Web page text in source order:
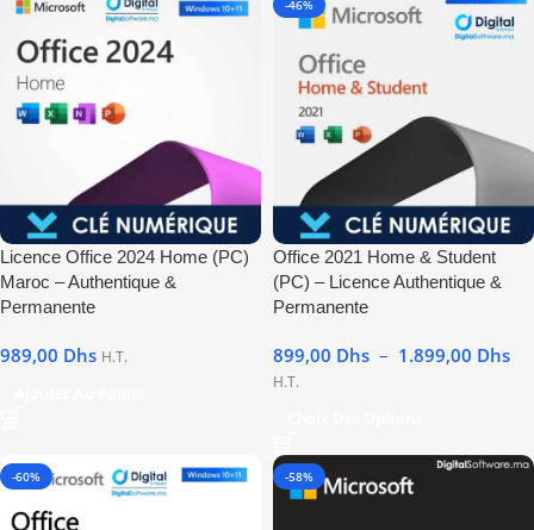
Licence Office 2024 Home (PC)
Maroc – Authentique &
Permanente
989,00 Dhs H.T.
-46%
Office 2021 Home & Student
(PC) – Licence Authentique &
Permanente
899,00 Dhs – 1.899,00 Dhs
H.T.
-60% -58%